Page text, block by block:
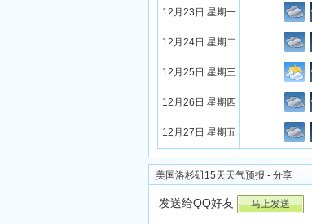
12月23日 星期一
12月24日 星期二
12月25日 星期三
12月26日 星期四
12月27日 星期五
美国洛杉矶15天天气预报 - 分享
发送给QQ好友